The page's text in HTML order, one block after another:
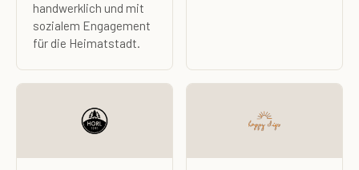
handwerklich und mit
sozialem Engagement
für die Heimatstadt.